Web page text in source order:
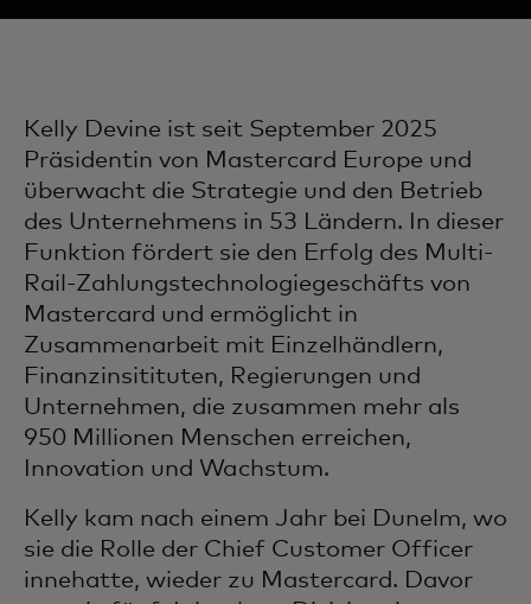
Kelly Devine ist seit September 2025
Präsidentin von Mastercard Europe und
überwacht die Strategie und den Betrieb
des Unternehmens in 53 Ländern. In dieser
Funktion fördert sie den Erfolg des Multi-
Rail-Zahlungstechnologiegeschäfts von
Mastercard und ermöglicht in
Zusammenarbeit mit Einzelhändlern,
Finanzinsitituten, Regierungen und
Unternehmen, die zusammen mehr als
950 Millionen Menschen erreichen,
Innovation und Wachstum.
Kelly kam nach einem Jahr bei Dunelm, wo
sie die Rolle der Chief Customer Officer
innehatte, wieder zu Mastercard. Davor